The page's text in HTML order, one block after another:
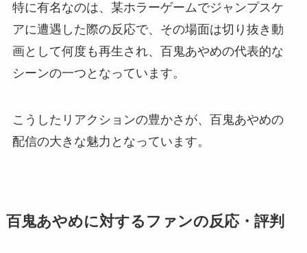
特に有名なのは、某ホラーゲームでジャンプスケ
アに遭遇した際の反応で、その場面は切り抜き動
画として何度も再生され、百鬼あやめの代表的な
シーンの一つとなっています。
こうしたリアクションの豊かさが、百鬼あやめの
配信の大きな魅力となっています。
百鬼あやめに対するファンの反応・評判